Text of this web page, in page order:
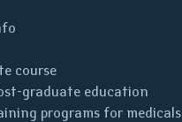
course
graduate education
programs for medicals